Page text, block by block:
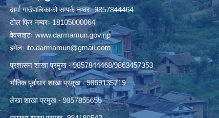
दार्मा गाउँपालिकाको सम्पर्क नम्वरः 9857844464
टोल फ्रि नम्वरः 18105000064
वेवसाइटःwww.darmamun.gov.np
इमेलःito.darmamun@gmail.com
प्रशासन शाखा प्रमुख - 9857844468/9863457353
भौतिक पूर्वाधार शाखा प्रमुख - 9869135719
लेखा शाखा प्रमुख - 9857855655